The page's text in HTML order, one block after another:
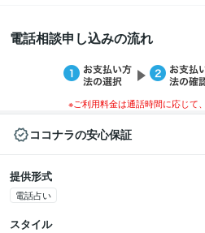
電話相談申し込みの流れ
※ご利用料金は通話時間に応じて
ココナラの安心保証
提供形式
電話占い
スタイル